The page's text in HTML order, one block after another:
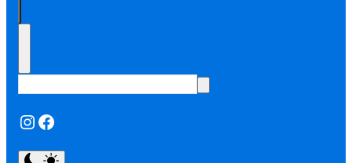
Instagram
Facebook